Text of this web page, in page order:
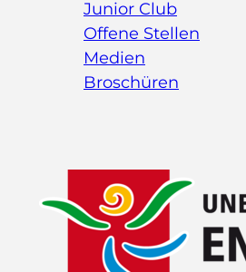
Junior Club
Offene Stellen
Medien
Broschüren